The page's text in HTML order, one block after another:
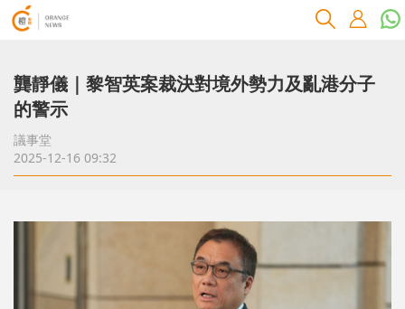
龔靜儀｜黎智英案裁決對境外勢力及亂港分子
的警示
議事堂
2025-12-16 09:32